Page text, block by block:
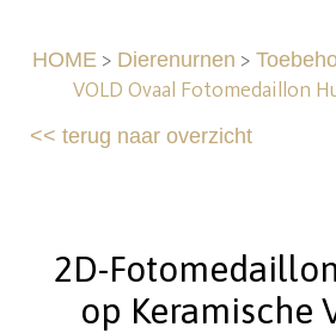
HOME> Dierenurnen >
VOLD Ovaal Fotomedaillon
<<terug naar overzicht
2D-
op Keramische